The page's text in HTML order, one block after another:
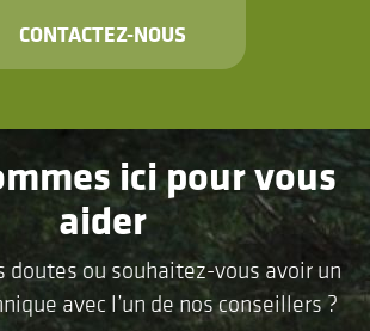
CONTACTEZ-NOUS
ici pour vous
aider
doutes ou souhaitez-vous avoir un
avec l’un de nos conseillers ?